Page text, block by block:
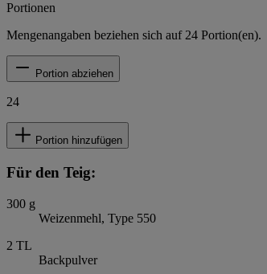
Portionen
Mengenangaben beziehen sich auf 24 Portion(en).
Portion abziehen
24
Portion hinzufügen
Für den Teig:
300 g
Weizenmehl, Type 550
2 TL
Backpulver